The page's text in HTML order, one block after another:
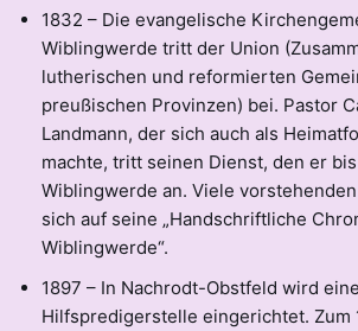
1832 – Die evangelische
Wiblingwerde tritt der Union
lutherischen und reformierten
preußischen Provinzen) bei. Pastor
Landmann, der sich auch als
machte, tritt seinen Dienst, den er
Wiblingwerde an. Viele
sich auf seine „Handschriftliche
Wiblingwerde“.
1897 – In Nachrodt-Obstfeld wird eine
Hilfspredigerstelle eingerichtet. Zum